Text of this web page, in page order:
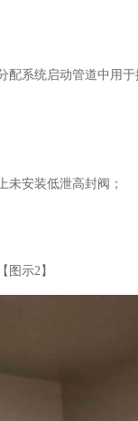
系统启动管道中用
未安装低泄高封阀；
示2】